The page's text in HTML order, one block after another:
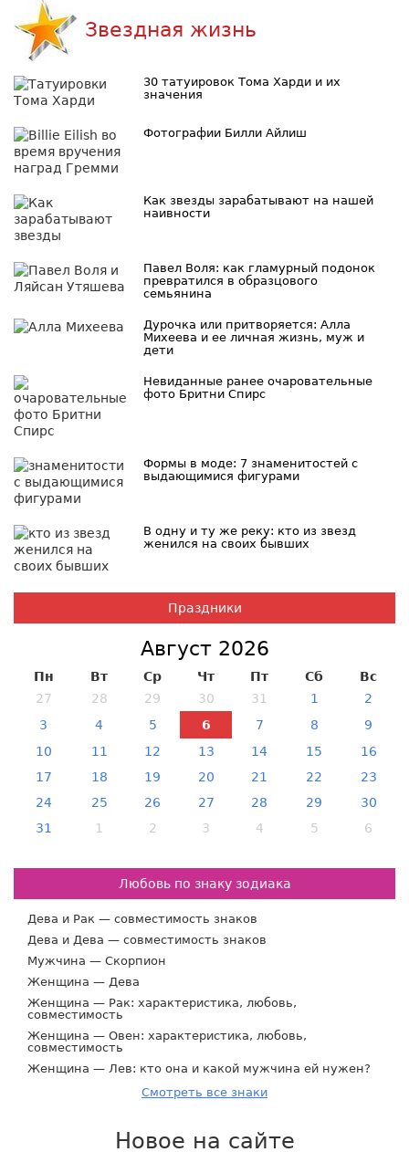
Звездная жизнь
30 татуировок Тома Харди и их
значения
Фотографии Билли Айлиш
Как звезды зарабатывают на нашей
наивности
Павел Воля: как гламурный подонок
превратился в образцового
семьянина
Дурочка или притворяется: Алла
Михеева и ее личная жизнь, муж и
дети
Невиданные ранее очаровательные
фото Бритни Спирс
Формы в моде: 7 знаменитостей с
выдающимися фигурами
В одну и ту же реку: кто из звезд
женился на своих бывших
Праздники
Август 2026
Пн Вт Ср Чт Пт Сб
Вс
27
28 29 30 31 1
2
3
4 5 6 7 8
9
10
11 12 13 14 15
16
17
18 19 20 21 22
23
24
25 26 27 28 29
30
31
1 2 3 4 5 6
Любовь по знаку зодиака
Дева и Рак — совместимость знаков
Дева и Дева — совместимость знаков
Мужчина — Скорпион
Женщина — Дева
Женщина — Рак: характеристика, любовь,
совместимость
Женщина — Овен: характеристика, любовь,
совместимость
Женщина — Лев: кто она и какой мужчина ей нужен?
Смотреть все знаки
Новое на сайте